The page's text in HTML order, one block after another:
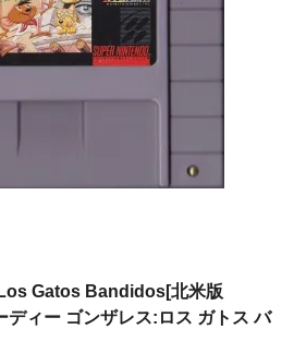
Gatos Bandidos[北米版
ィー ゴンザレス:ロス ガトス バ